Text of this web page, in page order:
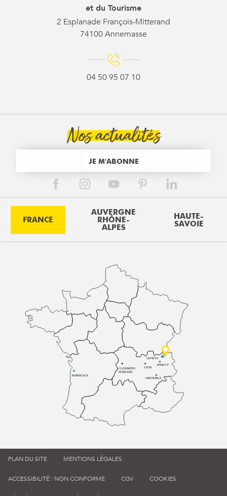
et du Tourisme
2 Esplanade François-Mitterand
74100 Annemasse
04 50 95 07 10
Nos actualités
JE M'ABONNE
FRANCE
AUVERGNE
RHÔNE-
ALPES
HAUTE-
SAVOIE
BORDEAUX
CLERMONT-
FERRAND
LYON
ANNECY
GRENOBLE
GENÈVE
PLAN DU SITE MENTIONS LÉGALES
ACCESSIBILITÉ : NON CONFORME CGV COOKIES